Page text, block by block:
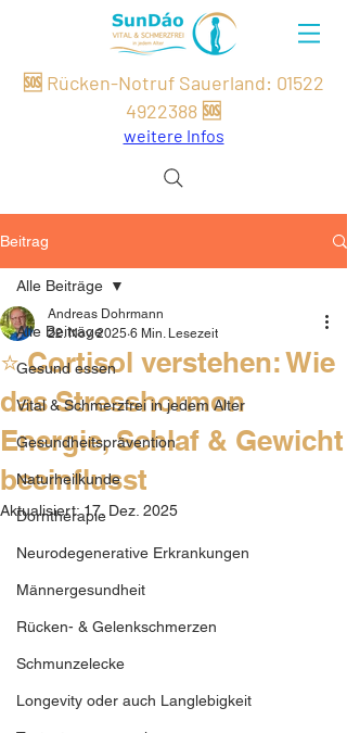
🆘 Rücken-Notruf Sauerland: 01522
4922388 🆘
weitere Infos
Beitrag
Alle Beiträge
Gesund essen
Vital & Schmerzfrei in jedem Alter
Gesundheitsprävention
Naturheilkunde
Dorntherapie
Neurodegenerative Erkrankungen
Männergesundheit
Rücken- & Gelenkschmerzen
Schmunzelecke
Longevity oder auch Langlebigkeit
Alle Beiträge
⭐ Cortisol verstehen: Wie
das Stresshormon
Energie, Schlaf & Gewicht
beeinflusst
Andreas Dohrmann
22. Nov. 2025 6 Min. Lesezeit
Aktualisiert:17. Dez. 2025